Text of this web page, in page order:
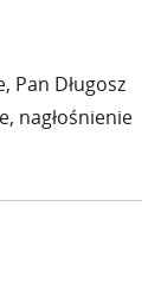
Pan Długosz
nagłośnienie